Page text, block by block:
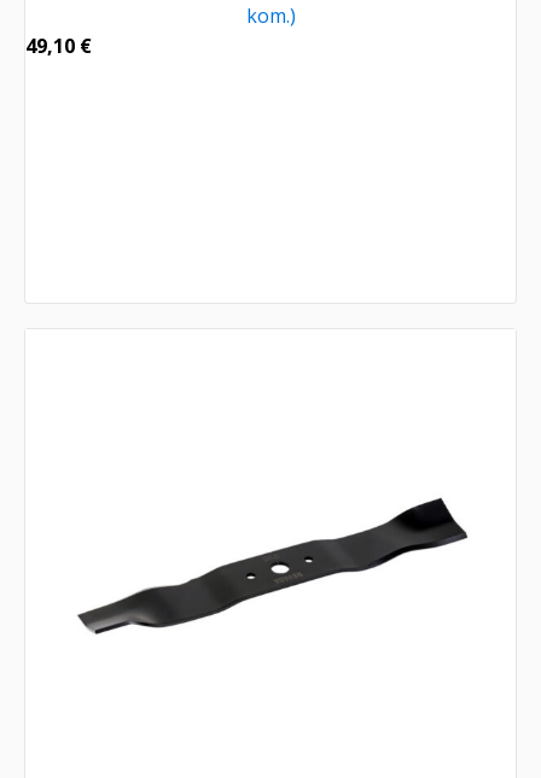
kom.)
49,10 €